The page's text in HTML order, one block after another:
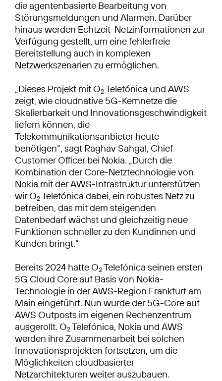
die agentenbasierte Bearbeitung von
Störungsmeldungen und Alarmen. Darüber
hinaus werden Echtzeit-Netzinformationen zur
Verfügung gestellt, um eine fehlerfreie
Bereitstellung auch in komplexen
Netzwerkszenarien zu ermöglichen.
„Dieses Projekt mit O2Telefónica und AWS
zeigt, wie cloudnative 5G-Kernnetze die
Skalierbarkeit und Innovationsgeschwindigkeit
liefern können, die
Telekommunikationsanbieter heute
benötigen“, sagt Raghav Sahgal, Chief
Customer Officer bei Nokia. „Durch die
Kombination der Core-Netztechnologie von
Nokia mit der AWS-Infrastruktur unterstützen
wir O2Telefónica dabei, ein robustes Netz zu
betreiben, das mit dem steigenden
Datenbedarf wächst und gleichzeitig neue
Funktionen schneller zu den Kundinnen und
Kunden bringt.“
Bereits 2024 hatte O2Telefónica seinen ersten
5G Cloud Core auf Basis von Nokia-
Technologie in der AWS-Region Frankfurt am
Main eingeführt. Nun wurde der 5G-Core auf
AWS Outposts im eigenen Rechenzentrum
ausgerollt. O2Telefónica, Nokia und AWS
werden ihre Zusammenarbeit bei solchen
Innovationsprojekten fortsetzen, um die
Möglichkeiten cloudbasierter
Netzarchitekturen weiter auszubauen.